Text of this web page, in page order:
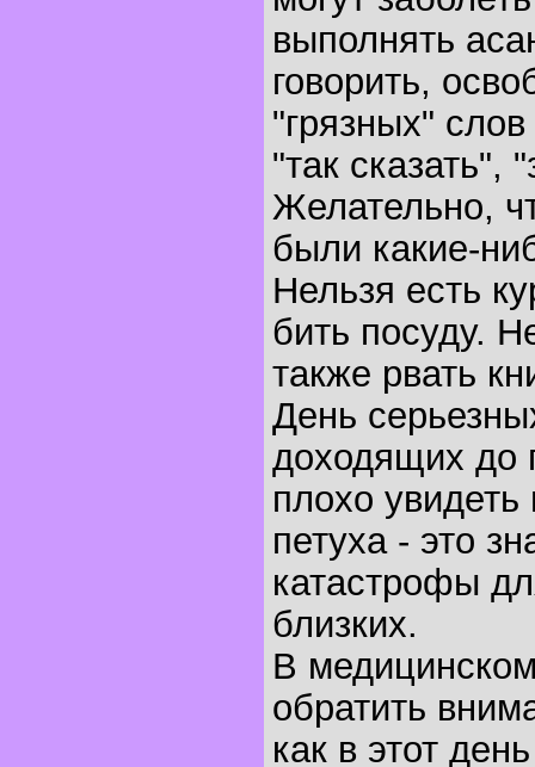
выполнять
говорить,
"грязных"
"так сказать",
Желательно,
были какие-
Нельзя есть
бить посуду.
также рвать
День
доходящих до
плохо увидеть
петуха - это
катастрофы
близких.
В
обратить
как в этот